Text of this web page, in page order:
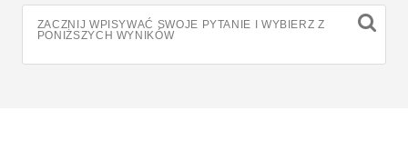
ZACZNIJ WPISYWAĆ SWOJE PYTANIE I WYBIERZ Z
PONIŻSZYCH WYNIKÓW